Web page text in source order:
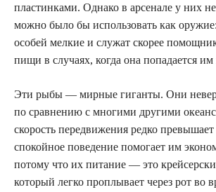
пластинками. Однако в арсенале у них
можно было бы использовать как
особей мелкие и служат скорее
пищи в случаях, когда она попадается
Эти рыбы — мирные гиганты. Они
по сравнению с многими другими
скорость передвижения редко
спокойное поведение помогает им
потому что их питание — это
который легко проплывает через рот во